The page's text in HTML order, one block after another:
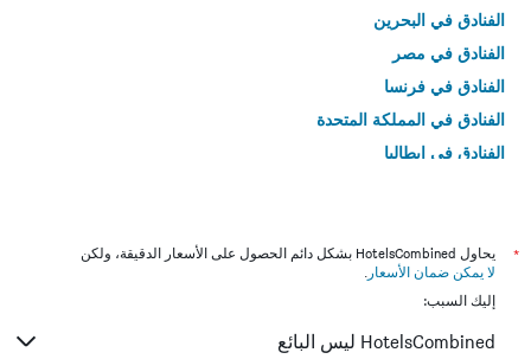
الفنادق في البحرين
الفنادق في مصر
الفنادق في فرنسا
الفنادق في المملكة المتحدة
الفنادق في إيطاليا
*
يحاول HotelsCombined بشكل دائم الحصول على الأسعار الدقيقة، ولكن
لا يمكن ضمان الأسعار .
إليك السبب:
HotelsCombined ليس البائع